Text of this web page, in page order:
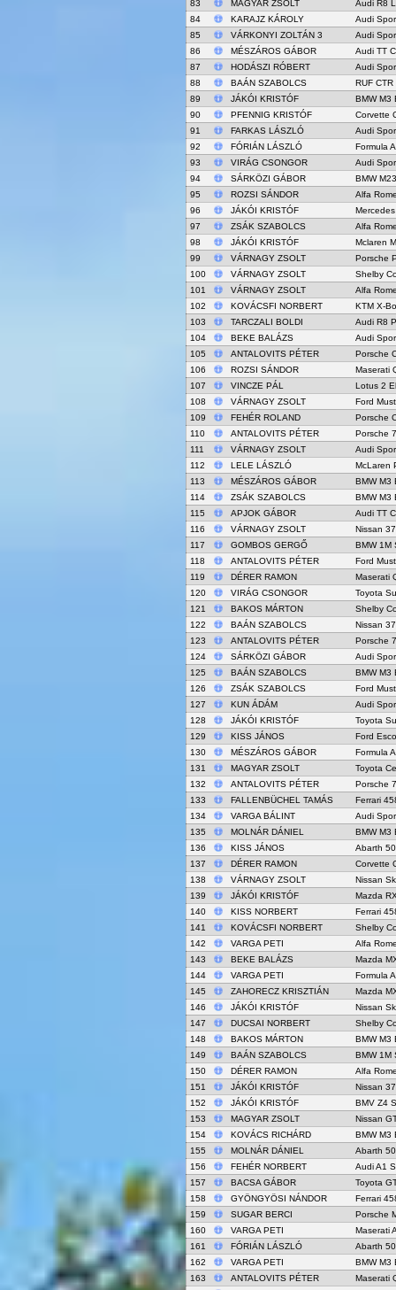
83
MAGYAR ZSOLT
Audi R8
84
KARAJZ KÁROLY
Audi
85
VÁRKONYI ZOLTÁN 3
Audi
86
MÉSZÁROS GÁBOR
Audi TT
87
HODÁSZI RÓBERT
Audi
88
BAÁN SZABOLCS
RUF CTR
89
JÁKÓI KRISTÓF
BMW M3
90
PFENNIG KRISTÓF
Corvette
91
FARKAS LÁSZLÓ
Audi
92
FÓRIÁN LÁSZLÓ
Formula
93
VIRÁG CSONGOR
Audi
94
SÁRKÖZI GÁBOR
BMW
95
ROZSI SÁNDOR
Alfa
96
JÁKÓI KRISTÓF
97
ZSÁK SZABOLCS
Alfa
98
JÁKÓI KRISTÓF
Mclaren
99
VÁRNAGY ZSOLT
Porsche
100
VÁRNAGY ZSOLT
Shelby
101
VÁRNAGY ZSOLT
Alfa
102
KOVÁCSFI NORBERT
KTM X-
103
TARCZALI BOLDI
Audi R8
104
BEKE BALÁZS
Audi
105
ANTALOVITS PÉTER
Porsche
106
ROZSI SÁNDOR
Maserati
107
VINCZE PÁL
Lotus 2
108
VÁRNAGY ZSOLT
Ford
109
FEHÉR ROLAND
Porsche
110
ANTALOVITS PÉTER
Porsche
111
VÁRNAGY ZSOLT
Audi
112
LELE LÁSZLÓ
McLaren
113
MÉSZÁROS GÁBOR
BMW M3
114
ZSÁK SZABOLCS
BMW M3
115
APJOK GÁBOR
Audi TT
116
VÁRNAGY ZSOLT
Nissan
117
GOMBOS GERGŐ
BMW 1M
118
ANTALOVITS PÉTER
Ford
119
DÉRER RAMON
Maserati
120
VIRÁG CSONGOR
Toyota
121
BAKOS MÁRTON
Shelby
122
BAÁN SZABOLCS
Nissan
123
ANTALOVITS PÉTER
Porsche
124
SÁRKÖZI GÁBOR
Audi
125
BAÁN SZABOLCS
BMW M3
126
ZSÁK SZABOLCS
Ford
127
KUN ÁDÁM
Audi
128
JÁKÓI KRISTÓF
Toyota
129
KISS JÁNOS
Ford
130
MÉSZÁROS GÁBOR
Formula
131
MAGYAR ZSOLT
Toyota
132
ANTALOVITS PÉTER
Porsche
133
FALLENBÜCHEL TAMÁS
Ferrari
134
VARGA BÁLINT
Audi
135
MOLNÁR DÁNIEL
BMW M3
136
KISS JÁNOS
Abarth
137
DÉRER RAMON
Corvette
138
VÁRNAGY ZSOLT
Nissan
139
JÁKÓI KRISTÓF
Mazda
140
KISS NORBERT
Ferrari
141
KOVÁCSFI NORBERT
Shelby
142
VARGA PETI
Alfa
143
BEKE BALÁZS
Mazda
144
VARGA PETI
Formula
145
ZAHORECZ KRISZTIÁN
Mazda
146
JÁKÓI KRISTÓF
Nissan
147
DUCSAI NORBERT
Shelby
148
BAKOS MÁRTON
BMW M3
149
BAÁN SZABOLCS
BMW 1M
150
DÉRER RAMON
Alfa
151
JÁKÓI KRISTÓF
Nissan
152
JÁKÓI KRISTÓF
BMV Z4
153
MAGYAR ZSOLT
Nissan
154
KOVÁCS RICHÁRD
BMW M3
155
MOLNÁR DÁNIEL
Abarth
156
FEHÉR NORBERT
Audi A1
157
BACSA GÁBOR
Toyota
158
GYÖNGYÖSI NÁNDOR
Ferrari
159
SUGAR BERCI
Porsche
160
VARGA PETI
Maserati
161
FÓRIÁN LÁSZLÓ
Abarth
162
VARGA PETI
BMW M3
163
ANTALOVITS PÉTER
Maserati